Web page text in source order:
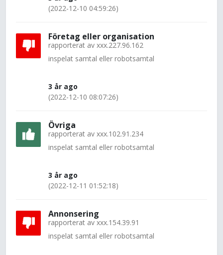
(2022-12-10 04:59:26)
Företag eller organisation
rapporterat av xxx.227.96.162
inspelat samtal eller robotsamtal
3 år ago
(2022-12-10 08:07:26)
Övriga
rapporterat av xxx.102.91.234
inspelat samtal eller robotsamtal
3 år ago
(2022-12-11 01:52:18)
Annonsering
rapporterat av xxx.154.39.91
inspelat samtal eller robotsamtal